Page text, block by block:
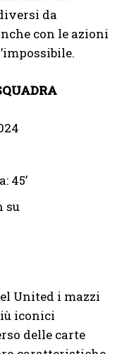
da
con le azioni
45’
su
United i mazzi
iconici
delle carte